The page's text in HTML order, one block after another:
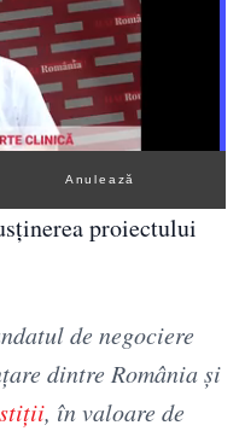
Anulează
proiectului
de negociere
dintre România şi
, în valoare de